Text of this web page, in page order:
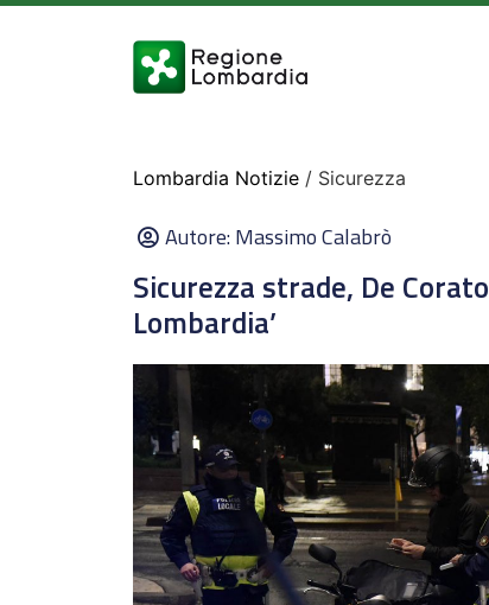
Lombardia Notizie / Sicurezza
Autore:Massimo Calabrò
Sicurezza strade, De
Lombardia’